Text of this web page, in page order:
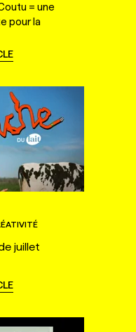
= une
pour la
juillet